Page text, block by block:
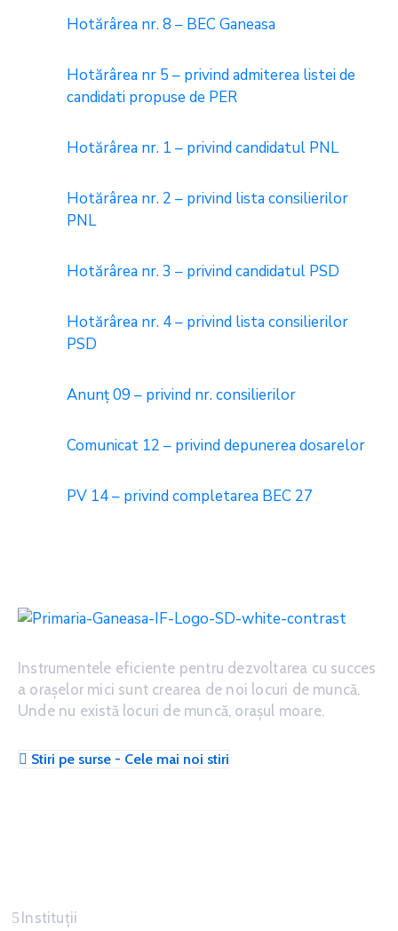
Hotărârea nr. 8 – BEC Ganeasa
Hotărârea nr 5 – privind admiterea listei de
candidati propuse de PER
Hotărârea nr. 1 – privind candidatul PNL
Hotărârea nr. 2 – privind lista consilierilor
PNL
Hotărârea nr. 3 – privind candidatul PSD
Hotărârea nr. 4 – privind lista consilierilor
PSD
Anunț 09 – privind nr. consilierilor
Comunicat 12 – privind depunerea dosarelor
PV 14 – privind completarea BEC 27
Instrumentele eficiente pentru dezvoltarea cu succes
a oraşelor mici sunt crearea de noi locuri de muncă.
Unde nu există locuri de muncă, oraşul moare.
Stiri pe surse - Cele mai noi stiri
Instituții